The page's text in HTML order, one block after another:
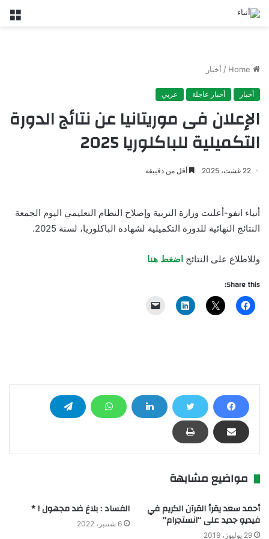
/ أخبار
أخبار أخبار عاجلة عربي
الإعلان فى موريتانيا عن نتائج الدورة
التكميلية للباكلوريا 2025
22 غشت، 2025 أقل من دقييقة
أنباء انفو-أعلنت وزارة التربية وإصلاح النظام التعليمي اليوم الجمعة
النتائج النهائية للدورة التكميلية لشهادة الباكلوريا، لسنة 2025.
وللاطلاع على النتائج اضغط هنا
Share this:
مواضيع مشابهة
أحمد سعد يقرأ القرآن الكريم في
فيديو جديد على “انستجرام”
29 يوليوز، 2019
الفساد : بلاغ ضد مجهول ! *
6 شتنبر، 2022